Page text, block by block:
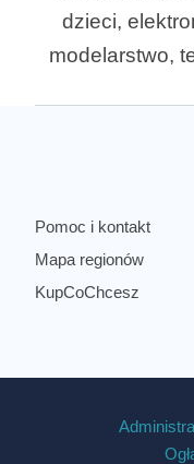
dzieci,
modelarstwo,
Pomoc i kontakt
Mapa regionów
KupCoChcesz